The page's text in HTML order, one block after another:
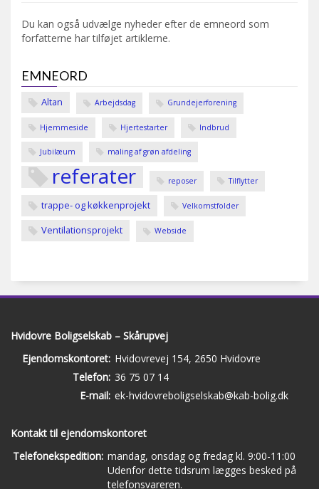
Du kan også udvælge nyheder efter de emneord som
forfatterne har tilføjet artiklerne.
EMNEORD
Altan Arbejdsdag Grundejerforening
Hjemmeside Hjertestarter Indbrud
Jubilæum maling af grøn afdeling
referater reposer Tilflytter
trappe- og køkkenprojekt Velkomstfolder
Ventilationsprojekt Webside
Hvidovre Boligselskab – Skårupvej
Ejendomskontoret: Hvidovrevej 154, 2650 Hvidovre
Telefon: 36 75 07 14
E-mail: ek-hvidovreboligselskab@kab-bolig.dk
Kontakt til ejendomskontoret
Telefonekspedition: mandag, onsdag og fredag kl. 9:00-11:00
Udenfor dette tidsrum lægges besked på
telefonsvareren.